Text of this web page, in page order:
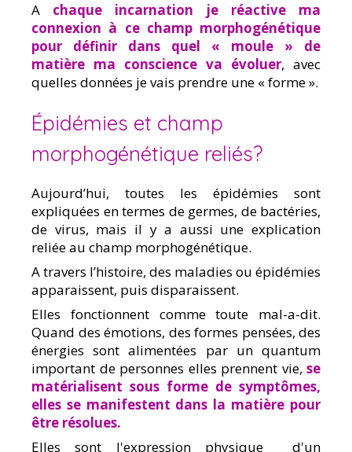
A chaque incarnation je réactive ma
connexion à ce champ morphogénétique
pour définir dans quel « moule » de
matière ma conscience va évoluer, avec
quelles données je vais prendre une « forme ».
Épidémies et champ
morphogénétique reliés?
Aujourd’hui, toutes les épidémies sont
expliquées en termes de germes, de bactéries,
de virus, mais il y a aussi une explication
reliée au champ morphogénétique.
A travers l’histoire, des maladies ou épidémies
apparaissent, puis disparaissent.
Elles fonctionnent comme toute mal-a-dit.
Quand des émotions, des formes pensées, des
énergies sont alimentées par un quantum
important de personnes elles prennent vie, se
matérialisent sous forme de symptômes,
elles se manifestent dans la matière pour
être résolues.
Elles sont l'expression physique d'un